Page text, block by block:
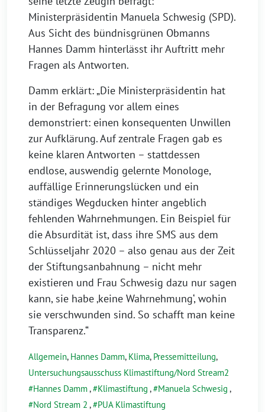
Ministerpräsidentin Manuela Schwesig (SPD).
Aus Sicht des bündnisgrünen Obmanns
Hannes Damm hinterlässt ihr Auftritt mehr
Fragen als Antworten.
Damm erklärt: „Die Ministerpräsidentin hat
in der Befragung vor allem eines
demonstriert: einen konsequenten Unwillen
zur Aufklärung. Auf zentrale Fragen gab es
keine klaren Antworten – stattdessen
endlose, auswendig gelernte Monologe,
auffällige Erinnerungslücken und ein
ständiges Wegducken hinter angeblich
fehlenden Wahrnehmungen. Ein Beispiel für
die Absurdität ist, dass ihre SMS aus dem
Schlüsseljahr 2020 – also genau aus der Zeit
der Stiftungsanbahnung – nicht mehr
existieren und Frau Schwesig dazu nur sagen
kann, sie habe ‚keine Wahrnehmung‘, wohin
sie verschwunden sind. So schafft man keine
Transparenz.“
Allgemein, Hannes Damm, Klima, Pressemitteilung,
Untersuchungsausschuss Klimastiftung/Nord Stream2
Hannes Damm, Klimastiftung , Manuela Schwesig ,
Nord Stream 2 , PUA Klimastiftung